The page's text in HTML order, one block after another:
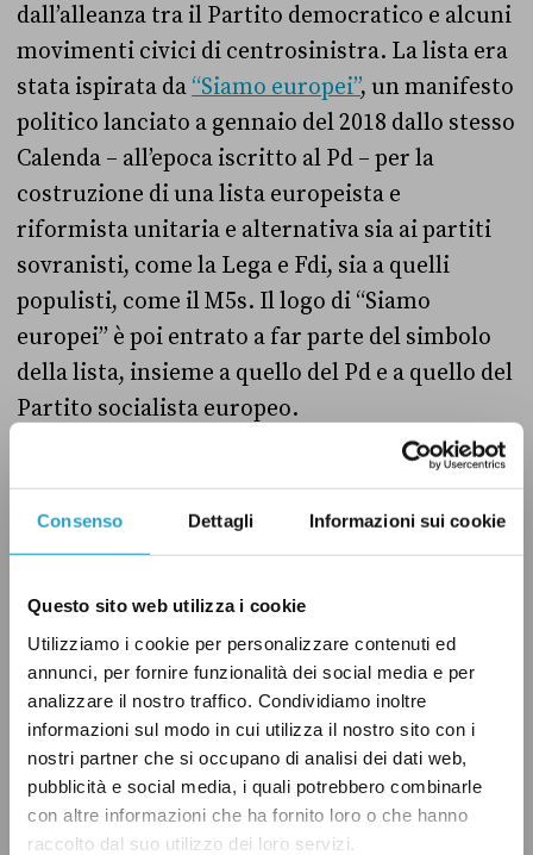
Consenso Dettagli Informazioni sui cookie
Questo sito web utilizza i cookie
Utilizziamo i cookie per personalizzare contenuti ed
annunci, per fornire funzionalità dei social media e per
analizzare il nostro traffico. Condividiamo inoltre
informazioni sul modo in cui utilizza il nostro sito con i
nostri partner che si occupano di analisi dei dati web,
pubblicità e social media, i quali potrebbero combinarle
con altre informazioni che ha fornito loro o che hanno
raccolto dal suo utilizzo dei loro servizi.
dall’alleanza tra il Partito democratico e alcuni
movimenti civici di centrosinistra. La lista era
stata ispirata da “Siamo europei”, un manifesto
politico lanciato a gennaio del 2018 dallo stesso
Calenda – all’epoca iscritto al Pd – per la
costruzione di una lista europeista e
riformista unitaria e alternativa sia ai partiti
sovranisti, come la Lega e Fdi, sia a quelli
populisti, come il M5s. Il logo di “Siamo
europei” è poi entrato a far parte del simbolo
della lista, insieme a quello del Pd e a quello del
Partito socialista europeo.
Dopo le elezioni europee, mentre era ancora
iscritto al Pd, Calendaaveva espresso
l’intenzione di trasformare il movimento
L’idea si è concretizzata il 21 novembre 2019
quando Calenda, una volta uscito dal Pd,ha
trasformato“Siamo europei” in Azione.
Quest’ultima sarebbe dunque la continuazione
naturale del movimento che aveva presentato
il suo simbolo nella stessa lista del Pd alle
elezioni europee di tre anni fa, eleggendo tra